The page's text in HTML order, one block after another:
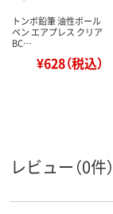
トンボ鉛筆 油性ボール
ペン エアプレス クリア
BC…
¥628（税込）
レビュー（0件）